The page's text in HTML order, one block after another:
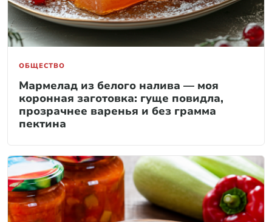
ОБЩЕСТВО
Мармелад из белого налива — моя
коронная заготовка: гуще повидла,
прозрачнее варенья и без грамма
пектина